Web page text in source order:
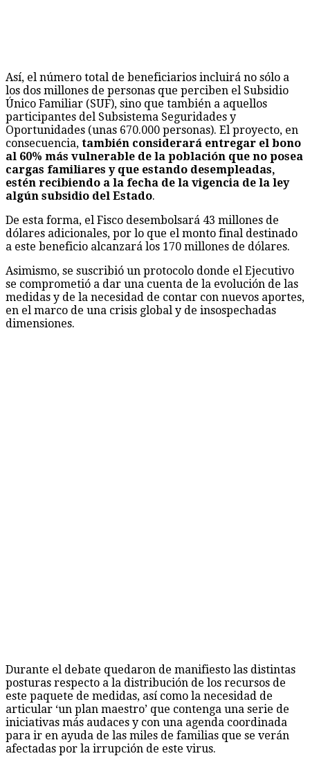
Así, el número total de beneficiarios incluirá no sólo a
los dos millones de personas que perciben el Subsidio
Único Familiar (SUF), sino que también a aquellos
participantes del Subsistema Seguridades y
Oportunidades (unas 670.000 personas). El proyecto, en
consecuencia, también considerará entregar el bono
al 60% más vulnerable de la población que no posea
cargas familiares y que estando desempleadas,
estén recibiendo a la fecha de la vigencia de la ley
algún subsidio del Estado.
De esta forma, el Fisco desembolsará 43 millones de
dólares adicionales, por lo que el monto final destinado
a este beneficio alcanzará los 170 millones de dólares.
Asimismo, se suscribió un protocolo donde el Ejecutivo
se comprometió a dar una cuenta de la evolución de las
medidas y de la necesidad de contar con nuevos aportes,
en el marco de una crisis global y de insospechadas
dimensiones.
Durante el debate quedaron de manifiesto las distintas
posturas respecto a la distribución de los recursos de
este paquete de medidas, así como la necesidad de
articular ‘un plan maestro’ que contenga una serie de
iniciativas más audaces y con una agenda coordinada
para ir en ayuda de las miles de familias que se verán
afectadas por la irrupción de este virus.